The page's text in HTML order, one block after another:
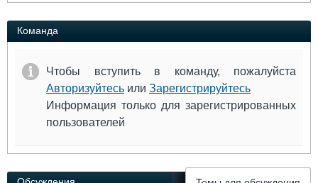
Команда
Чтобы вступить в команду, пожалуйста
Авторизуйтесь или Зарегистрируйтесь
Информация только для зарегистрированных
пользователей